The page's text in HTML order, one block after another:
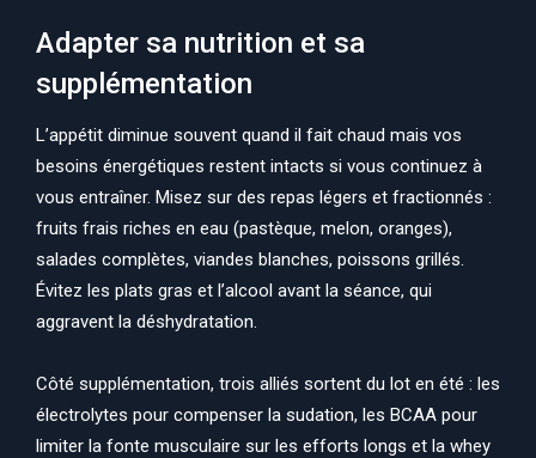
Adapter sa nutrition et sa
supplémentation
L’appétit diminue souvent quand il fait chaud mais vos
besoins énergétiques restent intacts si vous continuez à
vous entraîner. Misez sur des repas légers et fractionnés :
fruits frais riches en eau (pastèque, melon, oranges),
salades complètes, viandes blanches, poissons grillés.
Évitez les plats gras et l’alcool avant la séance, qui
aggravent la déshydratation.
Côté supplémentation, trois alliés sortent du lot en été : les
électrolytes pour compenser la sudation, les BCAA pour
limiter la fonte musculaire sur les efforts longs et la whey